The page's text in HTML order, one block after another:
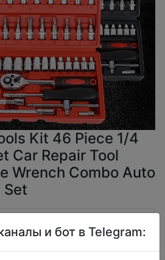
Kit 46 Piece 1/4
Car Repair Tool
Wrench Combo Auto
Set
и бот в Telegram: